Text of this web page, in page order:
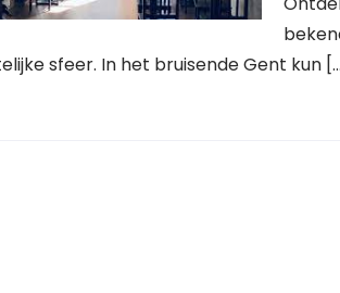
sfeer. In het bruisende Gent kun